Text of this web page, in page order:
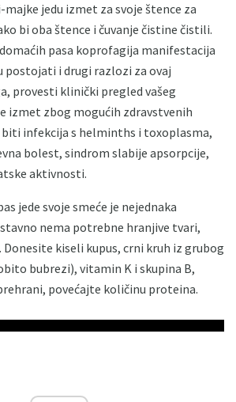
jedu izmet za svoje štence za
bi oba štence i čuvanje čistine čistili.
domaćih pasa koprofagija manifestacija
postojati i drugi razlozi za ovaj
provesti klinički pregled vašeg
izmet zbog mogućih zdravstvenih
infekcija s helminths i toxoplasma,
bolest, sindrom slabije apsorpcije,
aktivnosti.
jede svoje smeće je nejednaka
nema potrebne hranjive tvari,
kiseli kupus, crni kruh iz grubog
bubrezi), vitamin K i skupina B,
povećajte količinu proteina.